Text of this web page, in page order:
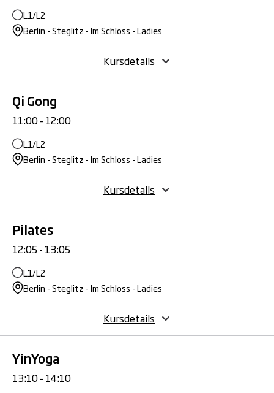
L1/L2
Berlin - Steglitz - Im Schloss - Ladies
Kursdetails
Qi Gong
11:00 - 12:00
L1/L2
Berlin - Steglitz - Im Schloss - Ladies
Kursdetails
Pilates
12:05 - 13:05
L1/L2
Berlin - Steglitz - Im Schloss - Ladies
Kursdetails
YinYoga
13:10 - 14:10